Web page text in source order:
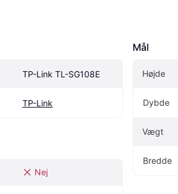
TP-Link TL-SG108E
TP-Link
Nej
Mål
Højde
Dybde
Vægt
Bredde